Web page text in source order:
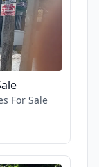
For Sale